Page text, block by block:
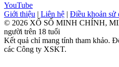
YouTube
Giới thiệu | Liên hệ | Điều khoản sử
© 2026 XỔ SỐ MINH CHÍNH,
người trên 18 tuổi
Kết quả chỉ mang tính tham khảo.
các Công ty XSKT.